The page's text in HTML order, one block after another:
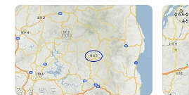
요금은 (의정부점) 10분에 1000원 (2019년 12월
경기도 의정부점(민락동 소재)을 방문하였는데
월부터 유료주차 시스템을 운영중이네요 코스트코
러스를, 쿠팡..